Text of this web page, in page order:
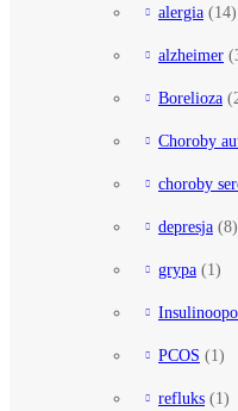
alergia (14)
alzheimer
Borelioza
Choroby
choroby
depresja (8)
grypa (1)
PCOS (1)
refluks (1)